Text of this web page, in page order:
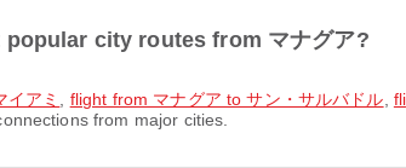
city routes from マナグア?
イアミ flight from マナグア to サン・サルバドル
from major cities.